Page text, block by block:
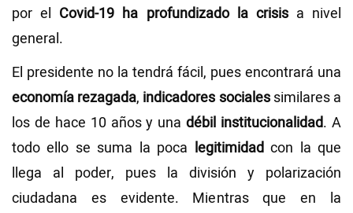
por el Covid-19 ha profundizado la crisisa nivel
general.
El presidente no la tendrá fácil, pues encontrará una
economía rezagada, indicadores socialessimilares a
los de hace 10 años y unadébil institucionalidad. A
todo ello se suma la poca legitimidadcon la que
llega al poder, pues la división y polarización
ciudadana es evidente. Mientras que en la